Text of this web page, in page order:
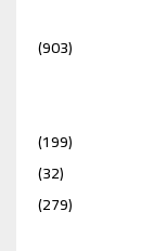
(903)
(199)
(32)
(279)